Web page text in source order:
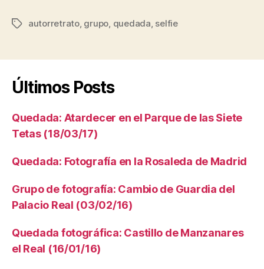
Etiquetas
autorretrato, grupo quedada selfie
Últimos Posts
Quedada: Atardecer en el Parque de las Siete
Tetas (18/03/17)
Quedada: Fotografía en la Rosaleda de Madrid
Grupo de fotografía: Cambio de Guardia del
Palacio Real (03/02/16)
Quedada fotográfica: Castillo de Manzanares
el Real (16/01/16)